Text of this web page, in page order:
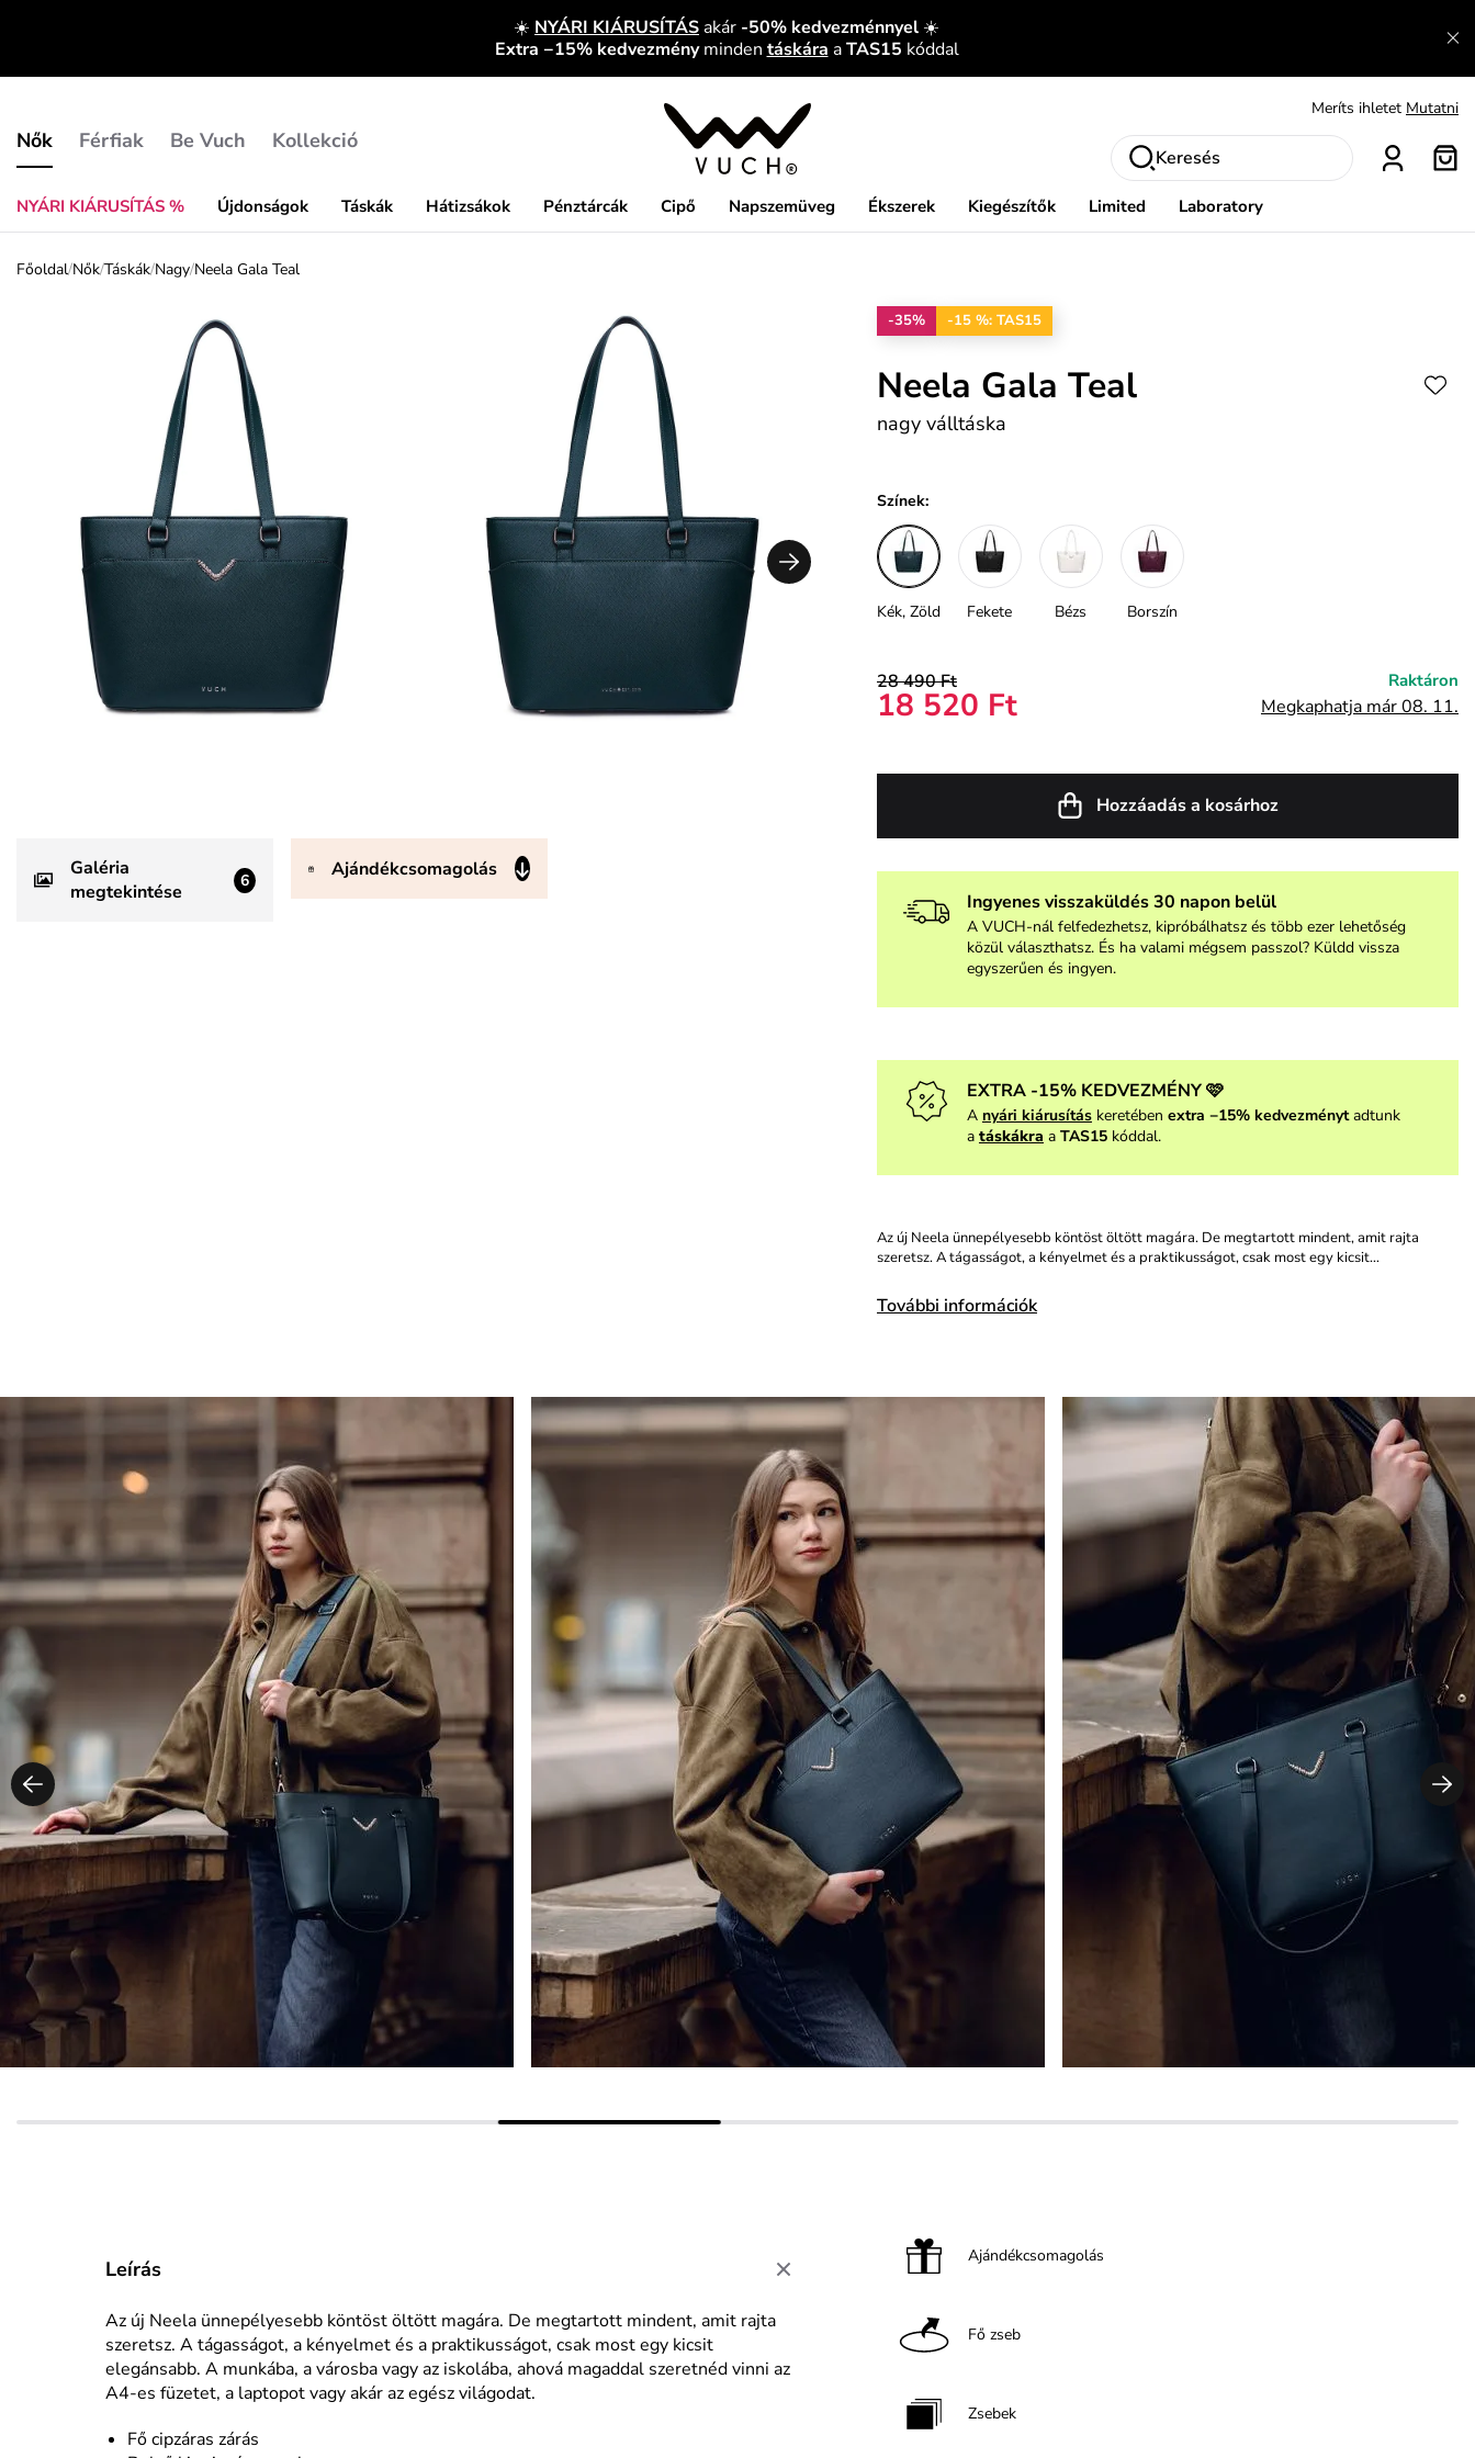
☀️ NYÁRI KIÁRUSÍTÁSakár -50% kedvezménnyel ☀️
Extra −15% kedvezményminden táskára aTAS15 kóddal
Nők
NYÁRI KIÁRUSÍTÁS % Újdonságok Táskák Hátizsákok Pénztárcák Cipő Napszemüveg Ékszerek Kiegészítők Limited Laboratory
Férfiak Be Vuch Kollekció
Ingyenes csere és visszaküldés Megtekintés
Keresés
Főoldal/Nők/Táskák/Nagy/Neela Gala Teal
Galéria
megtekintése
6 Ajándékcsomagolás
-35% -15 %: TAS15
Neela Gala Teal
nagy válltáska
Színek:
Kék, Zöld Fekete Bézs Borszín
28 490 Ft
18 520 Ft
Raktáron
Megkaphatja már 08. 11.
Hozzáadás a kosárhoz
Ingyenes visszaküldés 30 napon belül
A VUCH-nál felfedezhetsz, kipróbálhatsz és több ezer lehetőség
közül választhatsz. És ha valami mégsem passzol? Küldd vissza
egyszerűen és ingyen.
EXTRA -15% KEDVEZMÉNY 🩷
A nyári kiárusítás keretében extra −15% kedvezménytadtunk
a táskákra a TAS15kóddal.
Az új Neela ünnepélyesebb köntöst öltött magára. De megtartott mindent, amit rajta
szeretsz. A tágasságot, a kényelmet és a praktikusságot, csak most egy kicsit…
További információk
Leírás
Az új Neela ünnepélyesebb köntöst öltött magára. De megtartott mindent, amit rajta
szeretsz. A tágasságot, a kényelmet és a praktikusságot, csak most egy kicsit
elegánsabb. A munkába, a városba vagy az iskolába, ahová magaddal szeretnéd vinni az
A4-es füzetet, a laptopot vagy akár az egész világodat.
Fő cipzáras zárás
Ajándékcsomagolás
Fő zseb
Zsebek